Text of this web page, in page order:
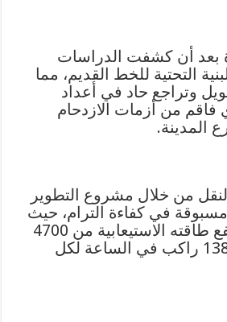
بعد أن كشفت الدراسات
التحتية للخط القديم، مما
وتراجع حاد في أعداد
فاقم من أزمات الازدحام
المدينة.
من خلال مشروع التطوير
في كفاءة الترام، حيث
من المقرر أن ترتفع طاقته الاستيعابية من 4700
راكب إلى نحو 13800 راكب في الساعة لكل